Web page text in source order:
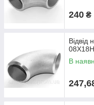
240 ₴
Відвід
В